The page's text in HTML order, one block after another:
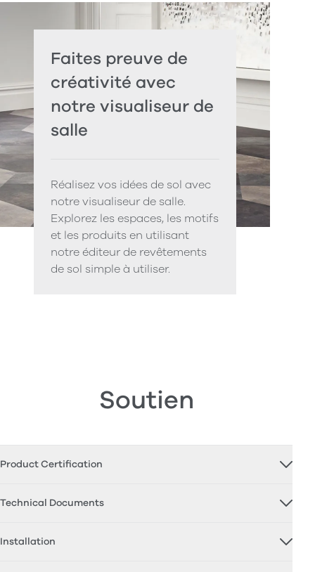
Faites preuve de
créativité avec
notre visualiseur de
salle
Réalisez vos idées de sol avec
notre visualiseur de salle.
Explorez les espaces, les motifs
et les produits en utilisant
notre éditeur de revêtements
de sol simple à utiliser.
Soutien
Product Certification
Technical Documents
Installation